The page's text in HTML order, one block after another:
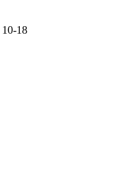
10-18